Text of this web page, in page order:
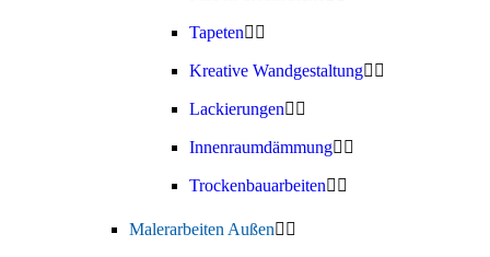
Tapeten
Kreative Wandgestaltung
Lackierungen
Innenraumdämmung
Trockenbauarbeiten
Malerarbeiten Außen